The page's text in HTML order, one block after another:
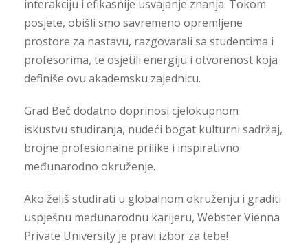
interakciju i efikasnije usvajanje znanja. Tokom
posjete, obišli smo savremeno opremljene
prostore za nastavu, razgovarali sa studentima i
profesorima, te osjetili energiju i otvorenost koja
definiše ovu akademsku zajednicu.
Grad Beč dodatno doprinosi cjelokupnom
iskustvu studiranja, nudeći bogat kulturni sadržaj,
brojne profesionalne prilike i inspirativno
međunarodno okruženje.
Ako želiš studirati u globalnom okruženju i graditi
uspješnu međunarodnu karijeru, Webster Vienna
Private University je pravi izbor za tebe!